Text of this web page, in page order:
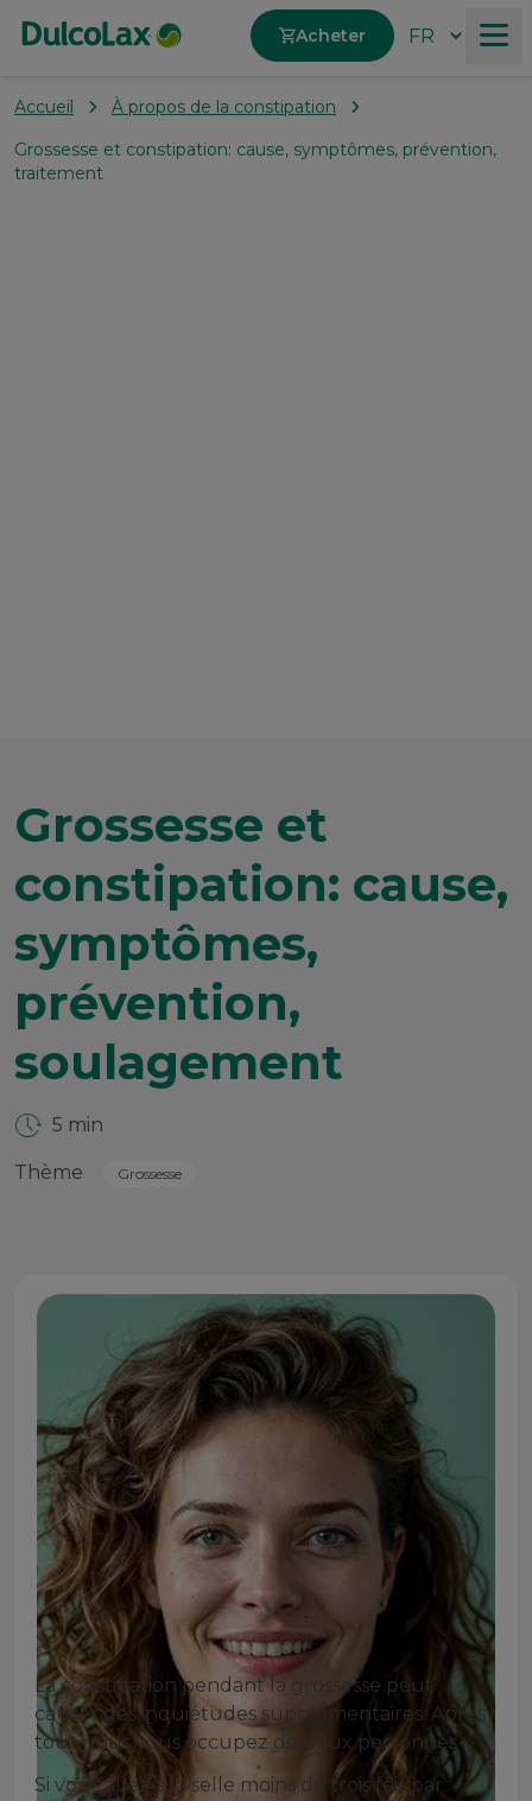
Acheter
Produits
Accueil
À propos de la constipation
Grossesse et constipation: cause, symptômes, prévention,
traitement
Grossesse et
constipation: cause,
symptômes,
prévention,
soulagement
5 min
Thème Grossesse
La constipation pendant la grossesse peut
causer des inquiétudes supplémentaires. Après
tout, vous vous occupez de deux personnes.
Si vous allez à la selle moins de trois fois par